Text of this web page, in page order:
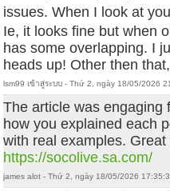
issues. When I look at
Ie, it looks fine but when
has some overlapping. I
heads up! Other then
lsm99 เข้าสู่ระบบ - Thứ 2, ngày 18/05/2026
The article was engaging
how you explained each
with real examples. Great
https://socolive.sa.com/
james alot - Thứ 2, ngày 18/05/2026